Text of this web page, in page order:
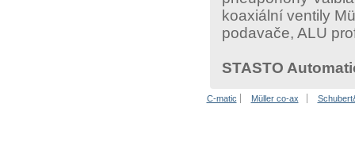
koaxiální ventily
podavače, ALU
STASTO
C-matic Müller co-ax